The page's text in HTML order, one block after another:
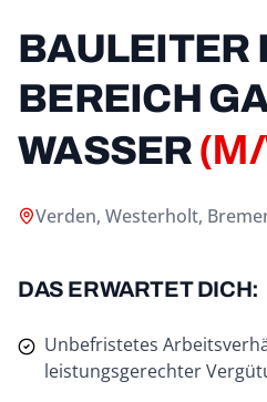
BAULEITER
BEREICH
WASSER
Verden, Westerholt,
DAS ERWARTET DICH:
Unbefristetes
leistungsgerechter